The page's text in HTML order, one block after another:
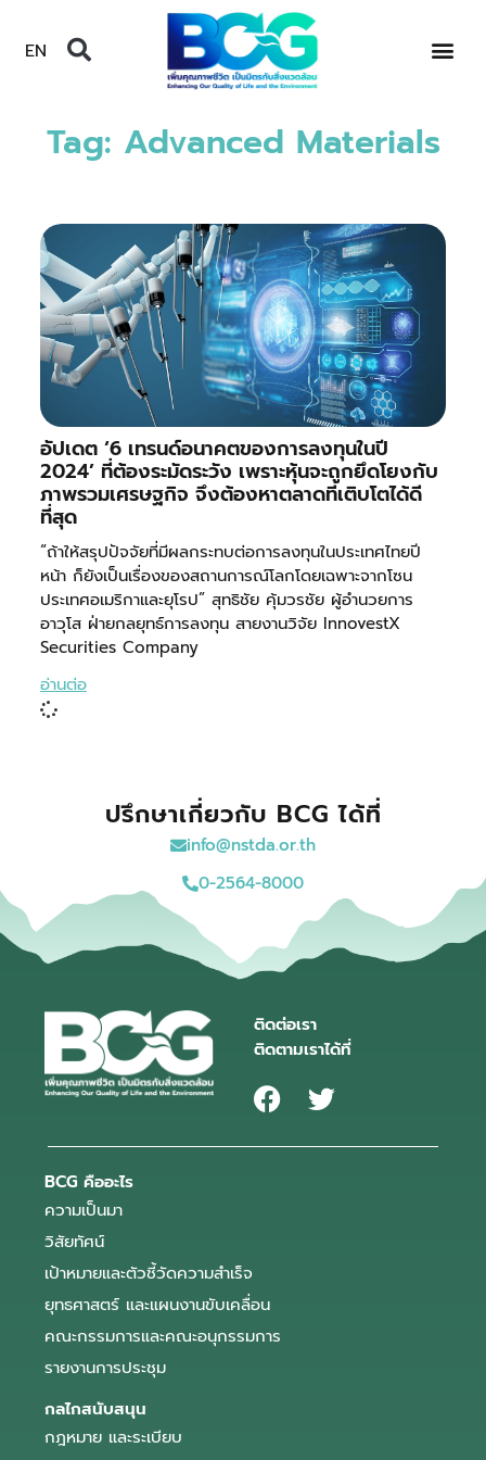
EN
Tag: Advanced Materials
อัปเดต ‘6 เทรนด์อนาคตของการลงทุนในปี
2024’ ที่ต้องระมัดระวัง เพราะหุ้นจะถูกยึดโยงกับ
ภาพรวมเศรษฐกิจ จึงต้องหาตลาดที่เติบโตได้ดี
ที่สุด
“ถ้าให้สรุปปัจจัยที่มีผลกระทบต่อการลงทุนในประเทศไทยปี
หน้า ก็ยังเป็นเรื่องของสถานการณ์โลกโดยเฉพาะจากโซน
ประเทศอเมริกาและยุโรป” สุทธิชัย คุ้มวรชัย ผู้อำนวยการ
อาวุโส ฝ่ายกลยุทธ์การลงทุน สายงานวิจัย InnovestX
Securities Company
อ่านต่อ
ปรึกษาเกี่ยวกับ BCG ได้ที่
info@nstda.or.th
0-2564-8000
ติดต่อเรา
ติดตามเราได้ที่
BCG คืออะไร
ความเป็นมา
วิสัยทัศน์
เป้าหมายและตัวชี้วัดความสำเร็จ
ยุทธศาสตร์ และแผนงานขับเคลื่อน
คณะกรรมการและคณะอนุกรรมการ
รายงานการประชุม
กลไกสนับสนุน
กฎหมาย และระเบียบ